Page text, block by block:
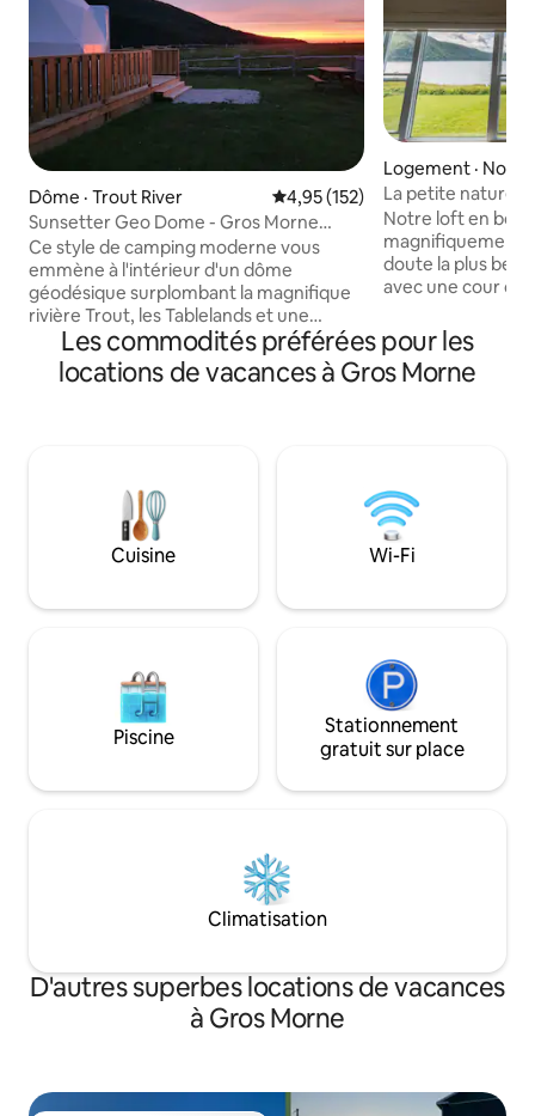
Dôme · Trout River Note moyenne de 4,95 sur 5,
4,95 (152)
Sunsetter Geo Dome - Gros Morne
Glamping (4/4)
Ce style de camping moderne vous
emmène à l'intérieur d'un dôme
géodésique surplombant la magnifique
rivière Trout, les Tablelands et une
formation montagneuse connue des
habitants sous le nom de Tête
d'éléphant. Un lit Queen Size avec un
une table de pique-nique, un barbecue,
des ustensiles de cuisine, de la vaisselle,
une glacière et des ustensiles. Tout ce
dont vous avez besoin, c'est de
personnels et de nourriture ! N'oubliez
Logement ·
La petite nature
Notre loft en
magnifiquement
doute la plus
avec une cour
(!!), des activités
des restaurants
Vous
qui permet
parc national.
parfait pour les
d'affaires, les
Les commodités préférées pour les
locations de vacances à Gros Morne
Cuisine Wi-Fi
Piscine
Stationnement
gratuit sur place
Climatisation
D'autres superbes locations de vacances
à Gros Morne